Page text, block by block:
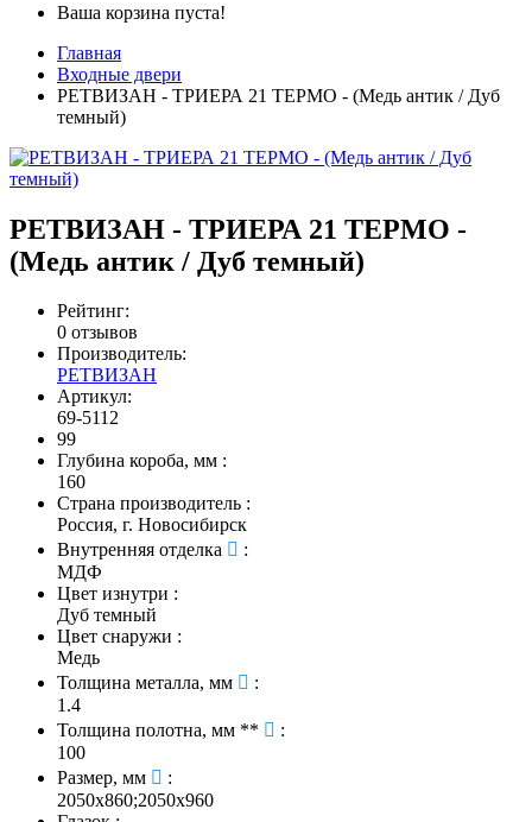
Ваша корзина пуста!
Главная
Входные двери
РЕТВИЗАН - ТРИЕРА 21 ТЕРМО - (Медь антик / Дуб
темный)
РЕТВИЗАН - ТРИЕРА 21 ТЕРМО -
(Медь антик / Дуб темный)
Рейтинг:
0 отзывов
Производитель:
РЕТВИЗАН
Артикул:
69-5112
99
Глубина короба, мм :
160
Страна производитель :
Россия, г. Новосибирск
Внутренняя отделка
:
МДФ
Цвет изнутри :
Дуб темный
Цвет снаружи :
Медь
Толщина металла, мм
:
1.4
Толщина полотна, мм **
:
100
Размер, мм
:
2050х860;2050х960